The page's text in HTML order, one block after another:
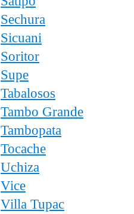
Sechura
Sicuani
Soritor
Supe
Tabalosos
Tambo Grande
Tambopata
Tocache
Uchiza
Vice
Villa Tupac